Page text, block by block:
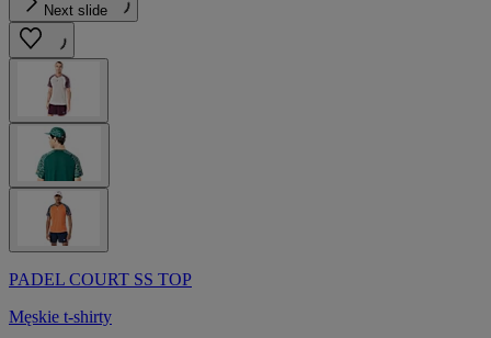
Next slide
PADEL COURT SS TOP
Męskie t-shirty